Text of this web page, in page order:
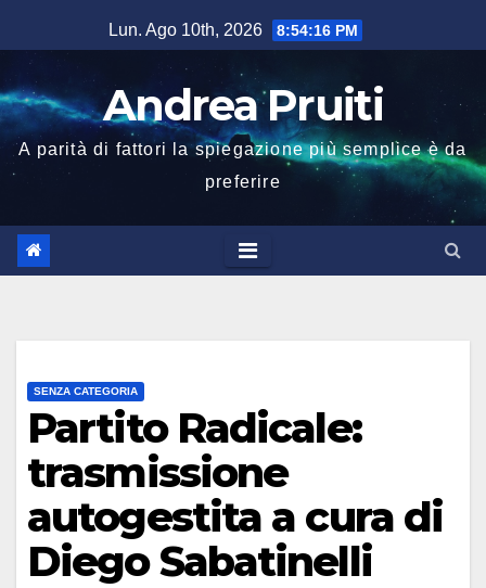
al
contenuto
Lun. Ago 10th, 2026 8:54:17 PM
Andrea Pruiti
A parità di fattori la spiegazione più semplice è da
preferire
SENZA CATEGORIA
Partito Radicale:
trasmissione
autogestita a cura di
Diego Sabatinelli